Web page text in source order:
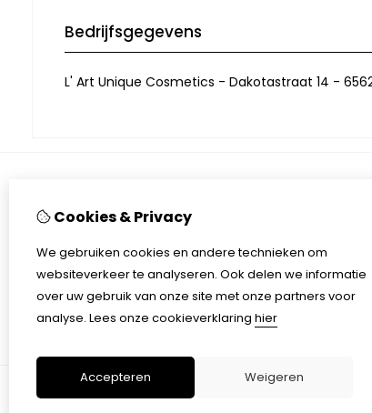
Bedrijfsgegevens
L' Art Unique Cosmetics - Dakotastraat 14 - 6562
Informatie
Algemene voorwaarden
Privacy
Cookies & Privacy
We gebruiken cookies en andere technieken om
websiteverkeer te analyseren. Ook delen we informatie
over uw gebruik van onze site met onze partners voor
analyse. Lees onze cookieverklaring hier
Accepteren Weigeren